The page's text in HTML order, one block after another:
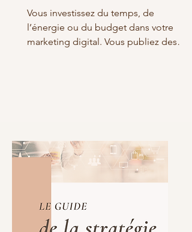
Vous investissez du temps, de
l’énergie ou du budget dans votre
marketing digital. Vous publiez des
des résultats ? Pour un dirigeant de
PME, cette question est légitime. Une
action marketing doit soutenir
l’activité, générer des opportunités et,
à terme, contribue